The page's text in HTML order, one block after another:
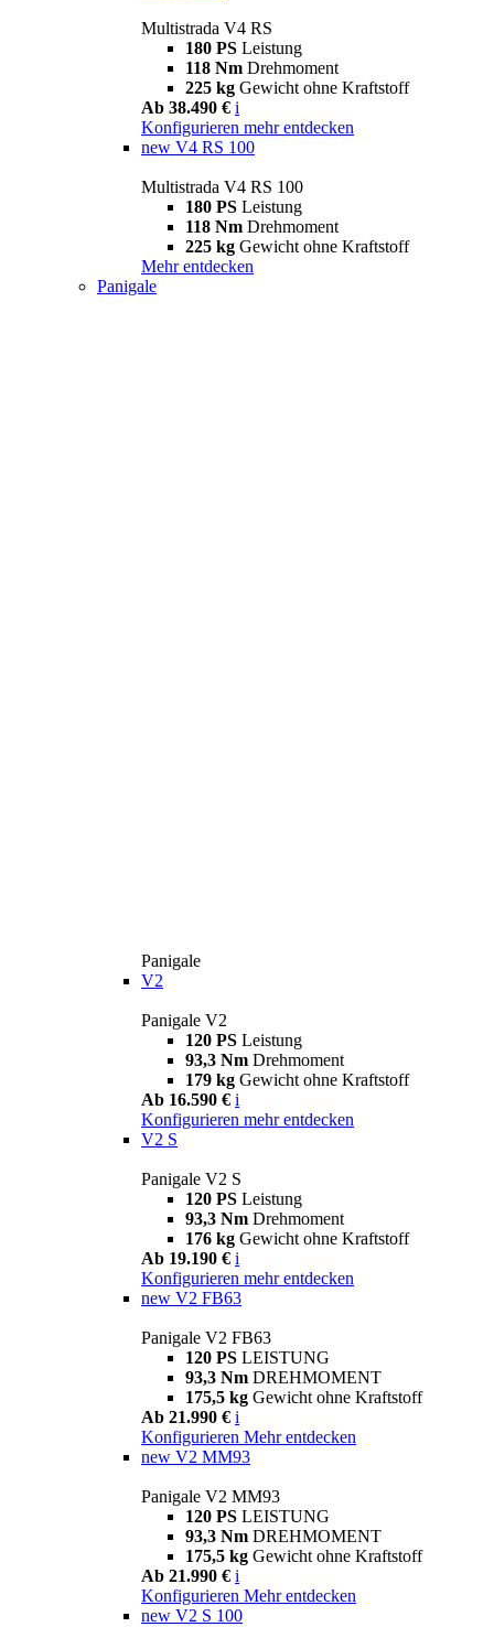
Multistrada V4 RS
180 PS Leistung
118 Nm Drehmoment
225 kg Gewicht ohne Kraftstoff
Ab 38.490 € i
Konfigurieren mehr entdecken
new V4 RS 100
Multistrada V4 RS 100
180 PS Leistung
118 Nm Drehmoment
225 kg Gewicht ohne Kraftstoff
Mehr entdecken
Panigale
Panigale
V2
Panigale V2
120 PS Leistung
93,3 Nm Drehmoment
179 kg Gewicht ohne Kraftstoff
Ab 16.590 € i
Konfigurieren mehr entdecken
V2 S
Panigale V2 S
120 PS Leistung
93,3 Nm Drehmoment
176 kg Gewicht ohne Kraftstoff
Ab 19.190 € i
Konfigurieren mehr entdecken
new V2 FB63
Panigale V2 FB63
120 PS LEISTUNG
93,3 Nm DREHMOMENT
175,5 kg Gewicht ohne Kraftstoff
Ab 21.990 € i
Konfigurieren Mehr entdecken
new V2 MM93
Panigale V2 MM93
120 PS LEISTUNG
93,3 Nm DREHMOMENT
175,5 kg Gewicht ohne Kraftstoff
Ab 21.990 € i
Konfigurieren Mehr entdecken
new V2 S 100